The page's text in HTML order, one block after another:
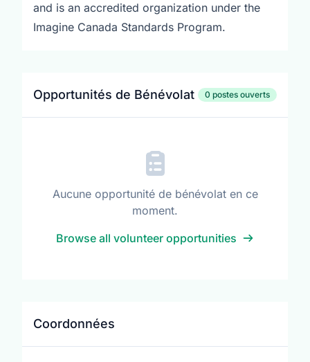
and is an accredited organization under the
Imagine Canada Standards Program.
Opportunités de Bénévolat 0 postes ouverts
Aucune opportunité de bénévolat en ce
moment.
Browse all volunteer opportunities
Coordonnées